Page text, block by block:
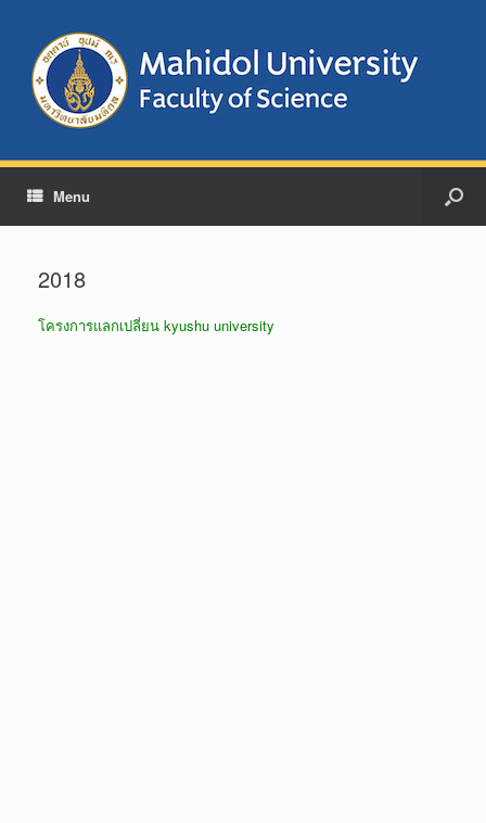
Menu
2018
โครงการแลกเปลี่ยน kyushu university